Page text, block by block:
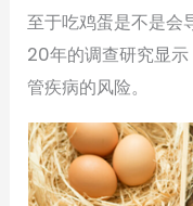
至于吃鸡蛋是不是会
20年的调查研究显
管疾病的风险。